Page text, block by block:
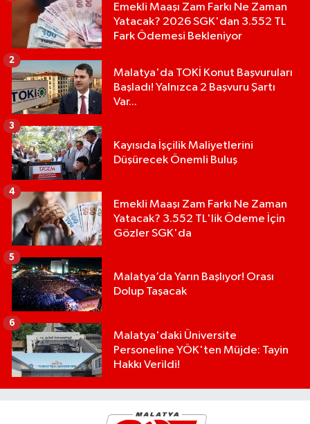
Emekli Maaşı Zam Farkı Ne Zaman
Yatacak? 2026 SGK'dan 3.552 TL
Fark Ödemesi Bekleniyor
Malatya'da TOKİ Konut Başvuruları
Başladı! Yalnızca 2 Başvuru Şartı
Var...
2
Kayısıda İşçilik Maliyetlerini
Düşürecek Önemli Buluş
3
Emekli Maaşı Zam Farkı Ne Zaman
Yatacak? 3.552 TL'lik Ödeme İçin
Gözler SGK'da
4
Malatya’da Yarın Başlıyor! Orası
Dolup Taşacak
5
Malatya'daki Üniversite
Personeline YÖK'ten Müjde: Tayin
Hakkı Verildi!
6